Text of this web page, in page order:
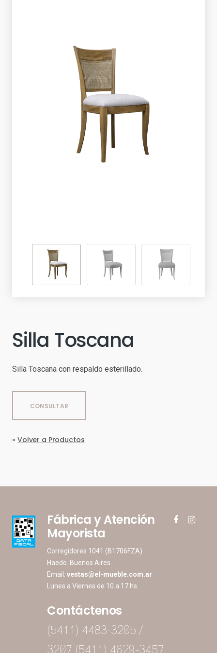
Silla Toscana
Silla Toscana con respaldo esterillado.
CONSULTAR
« Volver a Productos
Fábrica y Atención
Mayorista
Corregidores 1041 (B1706FZA)
Haedo. Buenos Aires.
Email: ventas@el-mueble.com.ar
Lunes a Viernes de 10 a 17 hs.
Contáctenos
(5411) 4483-3205 /
3207 (5411) 4629-3457
facebookinstagram